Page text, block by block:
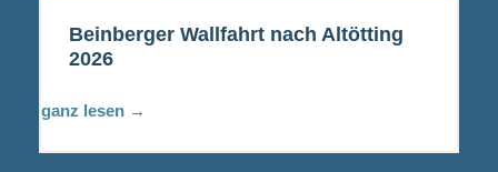
Beinberger Wallfahrt nach Altötting
2026
ganz lesen →